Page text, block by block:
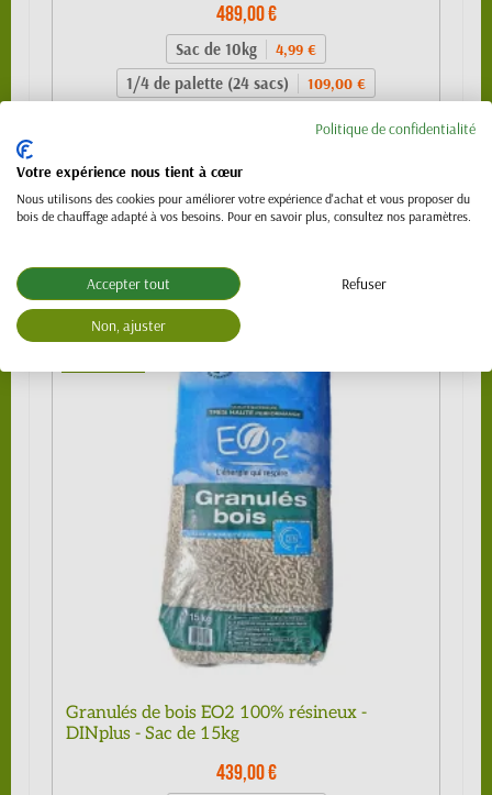
489,00 €
Sac de 10kg 4,99 €
1/4 de palette (24 sacs) 109,00 €
1/2 palette 480kg (48 sacs) - SPECIAL
219,00 €
Palette 990 kg (99 sacs)
Palette 1120 kg (112 sacs) 489,00 €
Granulés de bois EO2 100% résineux -
DINplus - Sac de 15kg
439,00 €
Politique de confidentialité
Votre expérience nous tient à cœur
Nous utilisons des cookies pour améliorer votre expérience d'achat et vous proposer du
bois de chauffage adapté à vos besoins. Pour en savoir plus, consultez nos paramètres.
Accepter tout Refuser
Non, ajuster